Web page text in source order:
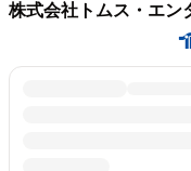
株式会社トムス・エン